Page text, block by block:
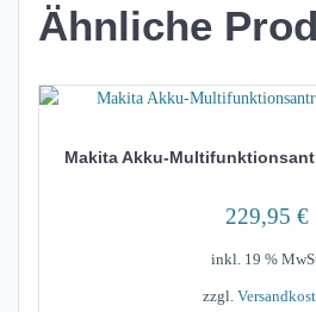
Ähnliche
Makita Akku-
229,95 €
inkl. 19 %
zzgl.